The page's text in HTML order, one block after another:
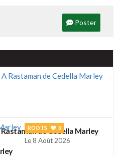
Poster
de Cedella Marley
ROOTS 3
Le 8 Août 2026